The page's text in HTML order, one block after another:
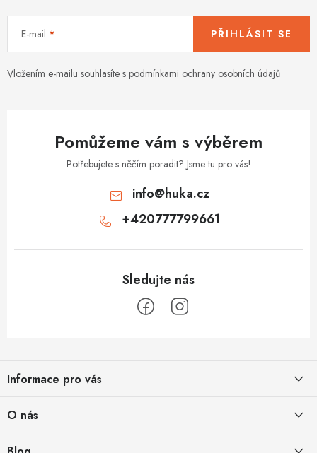
E-mail
Vložením e-mailu souhlasíte s podmínkami ochrany osobních údajů
PŘIHLÁSIT SE
Pomůžeme vám s výběrem
Potřebujete s něčím poradit? Jsme tu pro vás!
info@huka.cz
+420777799661
pInformace pro vás
O nás